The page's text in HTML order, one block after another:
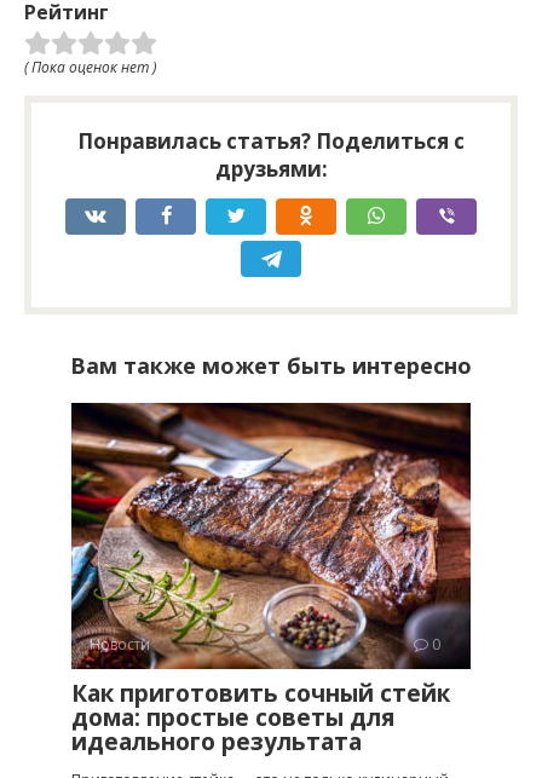
Рейтинг
( Пока оценок нет )
Понравилась статья? Поделиться с
друзьями:
Вам также может быть интересно
Новости 0
Как приготовить сочный стейк
дома: простые советы для
идеального результата